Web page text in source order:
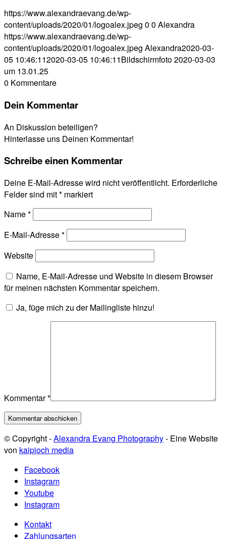
https://www.alexandraevang.de/wp-
content/uploads/2020/01/logoalex.jpeg 0 0 Alexandra
https://www.alexandraevang.de/wp-
content/uploads/2020/01/logoalex.jpeg Alexandra2020-03-
05 10:46:112020-03-05 10:46:11Bildschirmfoto 2020-03-03
um 13.01.25
0 Kommentare
Dein Kommentar
An Diskussion beteiligen?
Hinterlasse uns Deinen Kommentar!
Schreibe einen Kommentar
Deine E-Mail-Adresse wird nicht veröffentlicht. Erforderliche
Felder sind mit* markiert
Name*
E-Mail-Adresse*
Website
Name, E-Mail-Adresse und Website in diesem Browser
für meinen nächsten Kommentar speichern.
Ja, füge mich zu der Mailingliste hinzu!
Kommentar*
© Copyright -Alexandra Evang Photography- Eine Website
von kaipioch media
Facebook
Instagram
Youtube
Instagram
Kontakt
Zahlungsarten